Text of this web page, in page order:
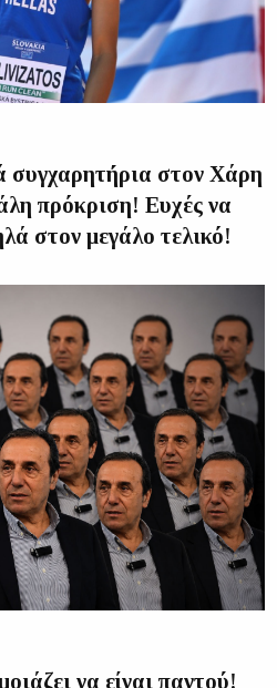
στον Χάρη
πρόκριση! Ευχές να
στον μεγάλο τελικό!
να είναι παντού!